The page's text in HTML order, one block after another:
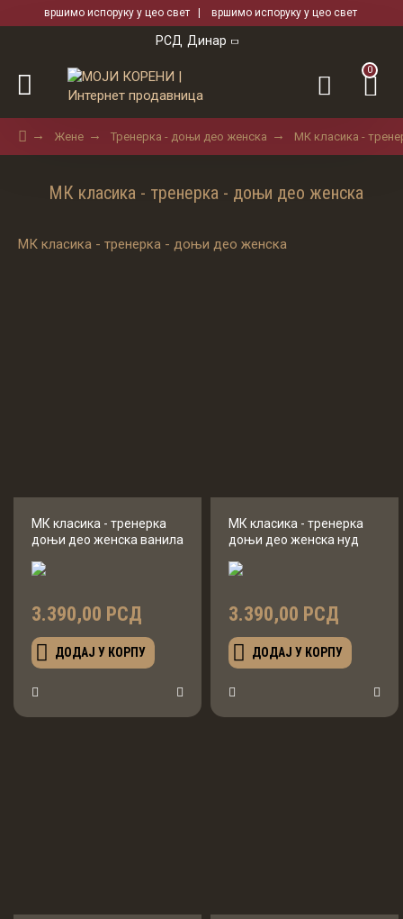
вршимо испоруку у цео свет | вршимо испоруку у цео свет
РСД Динар
0
Жене Тренерка - доњи део женска МК класика -
МК класика - тренерка - доњи део женска
МК класика - тренерка - доњи део женска
МК класика - тренерка
доњи део женска ванила
3.390,00 РСД
ДОДАЈ У КОРПУ
МК класика - тренерка
доњи део женска нуд
3.390,00 РСД
ДОДАЈ У КОРПУ